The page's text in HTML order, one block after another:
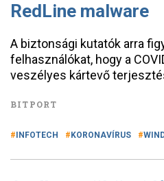
RedLine malware
A biztonsági kutatók arra
felhasználókat, hogy a
veszélyes kártevő
BITPORT
INFOTECH KORONAVÍRUS